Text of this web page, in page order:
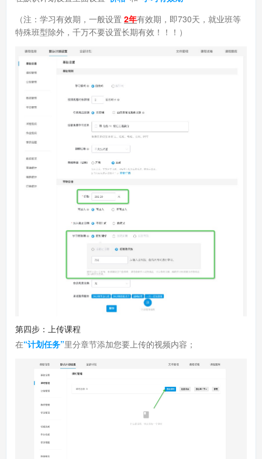
（注：学习有效期，一般设置 2年有效期，即730天，就业班等
特殊班型除外，千万不要设置长期有效！！！）
第四步：上传课程
在“计划任务”里分章节添加您要上传的视频内容；